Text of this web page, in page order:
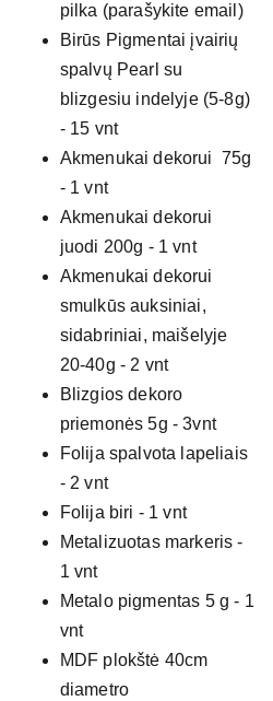
pilka (parašykite email)
Birūs Pigmentai įvairių
spalvų Pearl su
blizgesiu indelyje (5-8g)
- 15 vnt
Akmenukai dekorui 75g
- 1 vnt
Akmenukai dekorui
juodi 200g - 1 vnt
Akmenukai dekorui
smulkūs auksiniai,
sidabriniai, maišelyje
20-40g - 2 vnt
Blizgios dekoro
priemonės 5g - 3vnt
Folija spalvota lapeliais
- 2 vnt
Folija biri - 1 vnt
Metalizuotas markeris -
1 vnt
Metalo pigmentas 5 g - 1
vnt
MDF plokštė 40cm
diametro